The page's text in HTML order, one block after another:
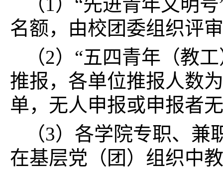
名额，由校团委组织评
（2）“五四青年（教
推报，各单位推报人数
单，无人申报或申报者
（3）各学院专职、
在基层党（团）组织中